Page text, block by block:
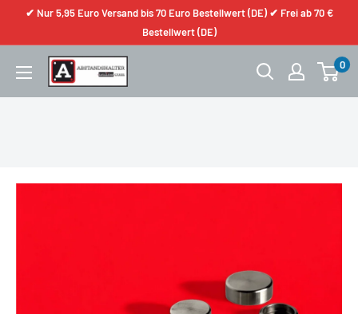
✔ Nur 5,95 Euro Versand bis 70 Euro Bestellwert (DE) ✔ Frei ab 70 €
Bestellwert (DE)
0